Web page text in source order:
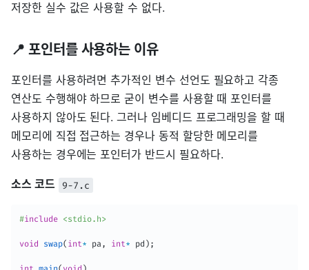
저장한 실수 값은 사용할 수 없다.
📍 포인터를 사용하는 이유
포인터를 사용하려면 추가적인 변수 선언도 필요하고 각종
연산도 수행해야 하므로 굳이 변수를 사용할 때 포인터를
사용하지 않아도 된다. 그러나 임베디드 프로그래밍을 할 때
메모리에 직접 접근하는 경우나 동적 할당한 메모리를
사용하는 경우에는 포인터가 반드시 필요하다.
소스 코드 9-7.c
#include <stdio.h>
void swap( int* pa , int* pd ) ;